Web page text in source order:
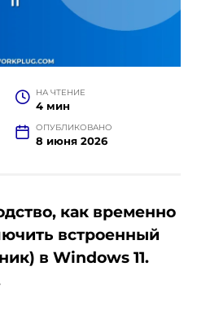
НА ЧТЕНИЕ
4 мин
ОПУБЛИКОВАНО
8 июня 2026
как временно
встроенный
в Windows 11.